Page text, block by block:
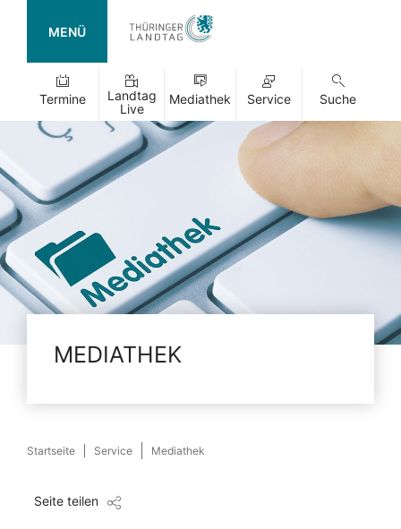
MENÜ
Termine
Landtag
Live
Mediathek Service Suche
MEDIATHEK
Startseite Service Mediathek
Seite teilen